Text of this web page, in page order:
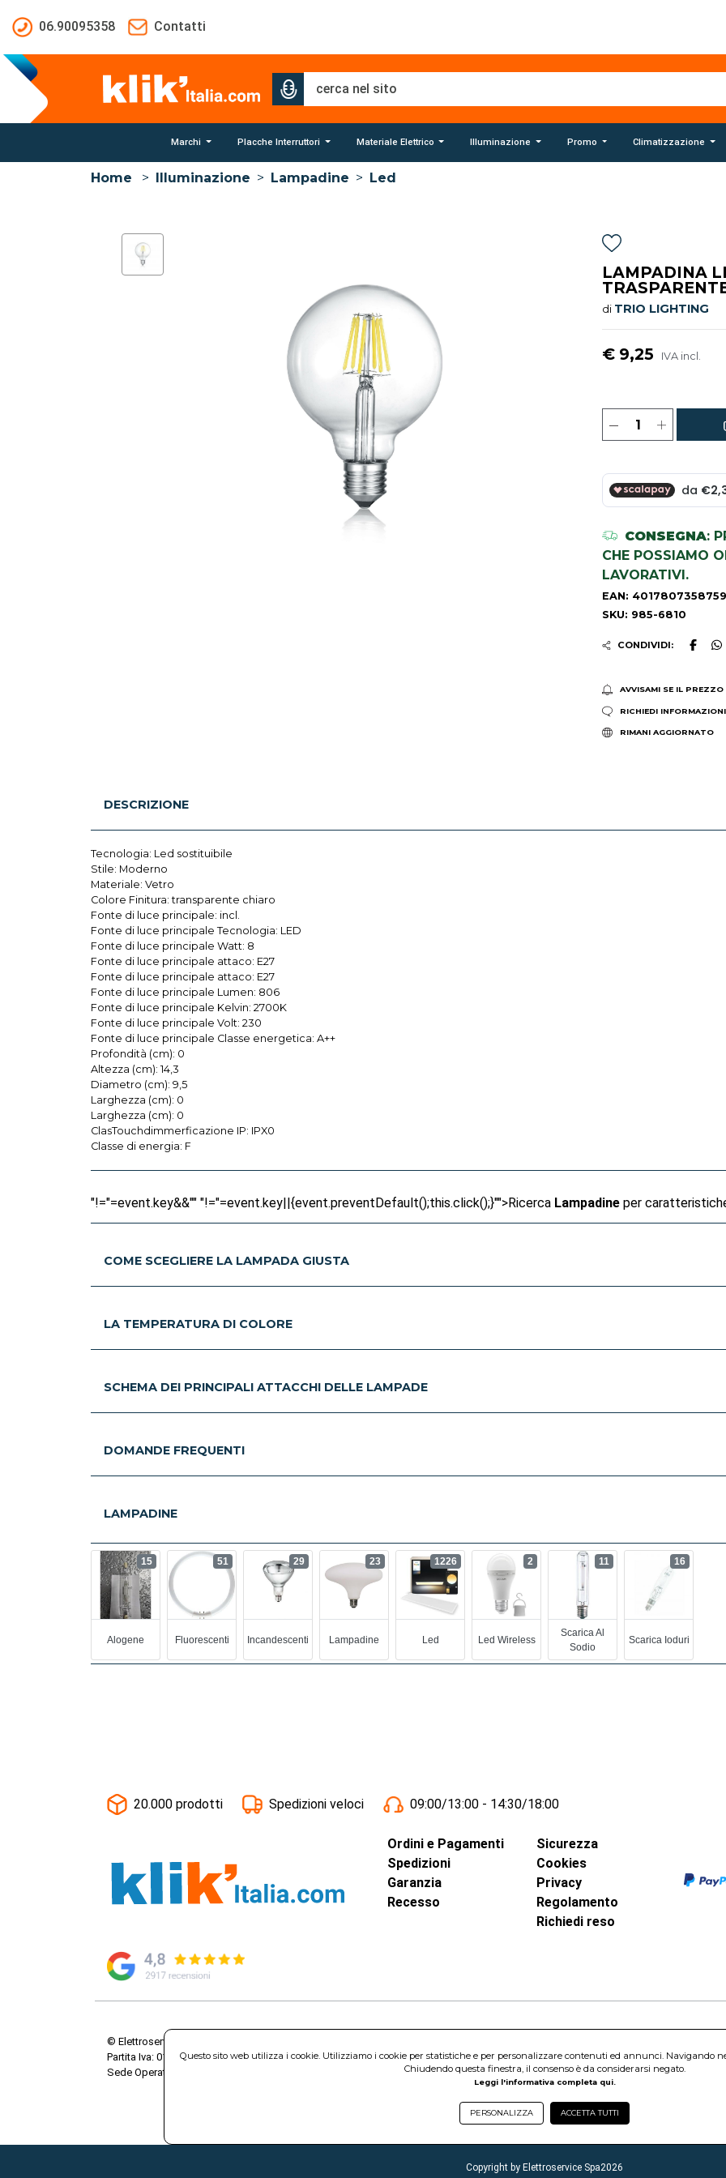
06.90095358
Contatti
Marchi Placche Interruttori Materiale Elettrico Illuminazione Promo Climatizzazione
Home > Illuminazione > Lampadine > Led
LAMPADINA
di TRIO LIGHTING
€ 9,25 IVA incl.
CONSEGNA:
CHE POSSIAMO
LAVORATIVI.
EAN: 4017807358759
SKU: 985-6810
CONDIVIDI:
AVVISAMI SE IL PREZZO
RICHIEDI INFORMAZIONI
RIMANI AGGIORNATO
DESCRIZIONE
Tecnologia: Led sostituibile
Stile: Moderno
Materiale: Vetro
Colore Finitura: transparente chiaro
Fonte di luce principale: incl.
Fonte di luce principale Tecnologia: LED
Fonte di luce principale Watt: 8
Fonte di luce principale attaco: E27
Fonte di luce principale attaco: E27
Fonte di luce principale Lumen: 806
Fonte di luce principale Kelvin: 2700K
Fonte di luce principale Volt: 230
Fonte di luce principale Classe energetica: A++
Profondità (cm): 0
Altezza (cm): 14,3
Diametro (cm): 9,5
Larghezza (cm): 0
Larghezza (cm): 0
ClasTouchdimmerficazione IP: IPX0
Classe di energia: F
"!="=event.key&&"" "!="=event.key||{event.preventDefault();this.click();}"">Ricerca Lampadine per
COME SCEGLIERE LA LAMPADA GIUSTA
LA TEMPERATURA DI COLORE
SCHEMA DEI PRINCIPALI ATTACCHI DELLE LAMPADE
DOMANDE FREQUENTI
LAMPADINE
Alogene
15
Fluorescenti
51
Incandescenti
29
Lampadine
23
Led
1226
Led Wireless
2
Scarica Al
Sodio
11
Scarica Ioduri
16
20.000 prodotti Spedizioni veloci 09:00/13:00 - 14:30/18:00
Ordini e Pagamenti
Spedizioni
Garanzia
Recesso
Sicurezza
Cookies
Privacy
Regolamento
Richiedi reso
© Elettroservice Spa - Sede Legale: Via Leonardo da Vinci, 40 - 00015 Monterotondo Scalo (RM)
Partita Iva: 01586761007 - Codice Fiscale: 06634500588 Capitale Sociale 1.600.000,00 Euro i.v. Iscritto al Registro delle Imprese di
Sede Operativa: Via Leonardo da Vinci, 40 - 00015 Monterotondo Scalo (RM) - Telefono:06.90095358
Copyright by Elettroservice Spa2026
Questo sito web utilizza i cookie. Utilizziamo i cookie per statistiche e per personalizzare contenuti ed annunci. Navigando
Chiudendo questa finestra, il consenso è da considerarsi negato.
Leggi l'informativa completa qui.
PERSONALIZZA ACCETTA TUTTI